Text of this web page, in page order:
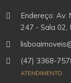
Endereço: Av.
247 - Sala 02,
(47) 3368-
ATENDIMENTO